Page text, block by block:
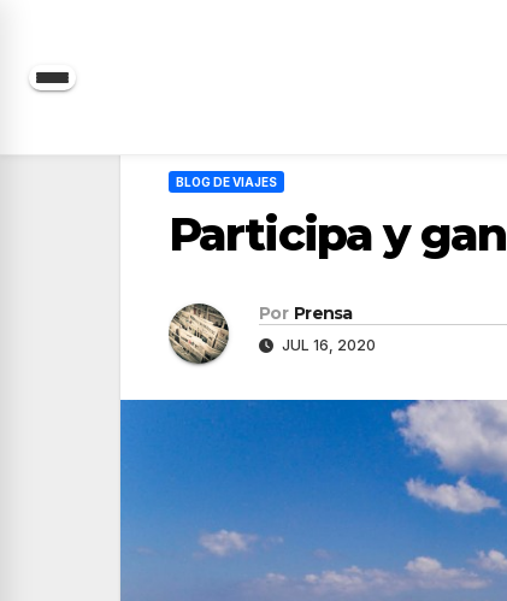
Saltar
BLOG DE VIAJES
Participa y
Por Prensa
JUL 16, 2020